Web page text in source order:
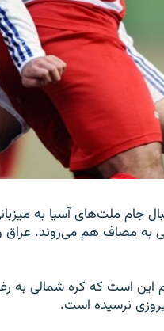
جام ملت‌های آسیا به
به مصاف هم می‌روند. عراق و
این است که کره‌ شمالی
نرسیده است.